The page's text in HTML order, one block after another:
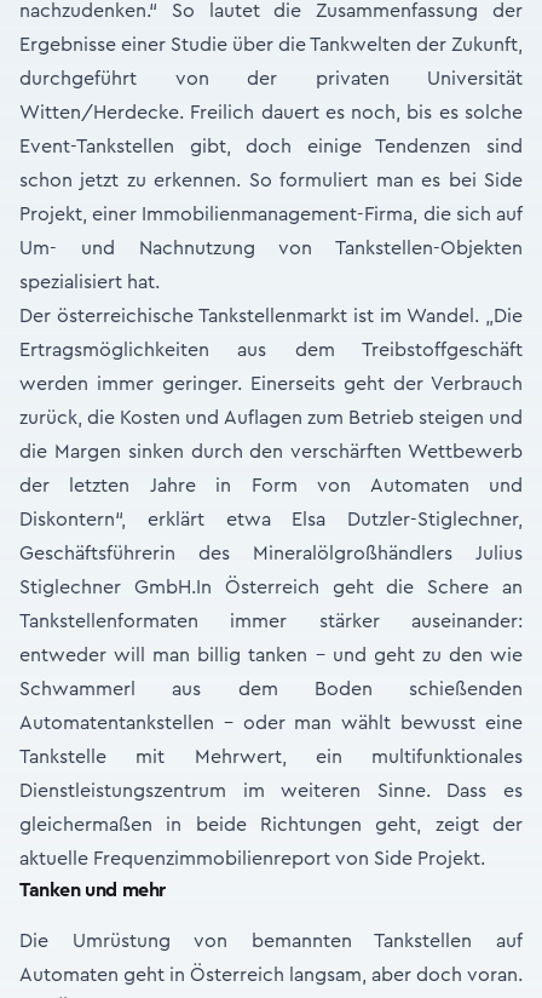
nachzudenken.“ So lautet die Zusammenfassung der
Ergebnisse einer Studie über die Tankwelten der Zukunft,
durchgeführt von der privaten Universität
Witten/Herdecke. Freilich dauert es noch, bis es solche
Event-Tankstellen gibt, doch einige Tendenzen sind
schon jetzt zu erkennen. So formuliert man es bei Side
Projekt, einer Immobilienmanagement-Firma, die sich auf
Um- und Nachnutzung von Tankstellen-Objekten
spezialisiert hat.
Der österreichische Tankstellenmarkt ist im Wandel. „Die
Ertragsmöglichkeiten aus dem Treibstoffgeschäft
werden immer geringer. Einerseits geht der Verbrauch
zurück, die Kosten und Auflagen zum Betrieb steigen und
die Margen sinken durch den verschärften Wettbewerb
der letzten Jahre in Form von Automaten und
Diskontern“, erklärt etwa Elsa Dutzler-Stiglechner,
Geschäftsführerin des Mineralölgroßhändlers Julius
Stiglechner GmbH.In Österreich geht die Schere an
Tankstellenformaten immer stärker auseinander:
entweder will man billig tanken – und geht zu den wie
Schwammerl aus dem Boden schießenden
Automatentankstellen – oder man wählt bewusst eine
Tankstelle mit Mehrwert, ein multifunktionales
Dienstleistungszentrum im weiteren Sinne. Dass es
gleichermaßen in beide Richtungen geht, zeigt der
aktuelle Frequenzimmobilienreport von Side Projekt.
Tanken und mehr
Die Umrüstung von bemannten Tankstellen auf
Automaten geht in Österreich langsam, aber doch voran.